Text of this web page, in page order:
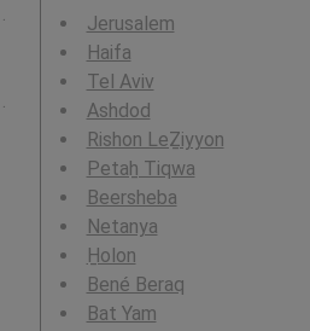
Jerusalem
Haifa
Tel Aviv
Ashdod
Rishon LeẔiyyon
Petaẖ Tiqwa
Beersheba
Netanya
H̱olon
Bené Beraq
Bat Yam